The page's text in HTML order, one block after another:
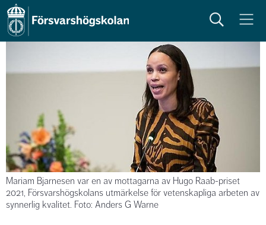
Sök Meny
Mariam Bjarnesen var en av mottagarna av Hugo Raab-priset
2021, Försvarshögskolans utmärkelse för vetenskapliga arbeten av
synnerlig kvalitet. Foto: Anders G Warne